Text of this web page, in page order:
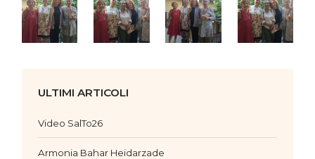
ULTIMI ARTICOLI
Video SalTo26
Armonia Bahar Heidarzade